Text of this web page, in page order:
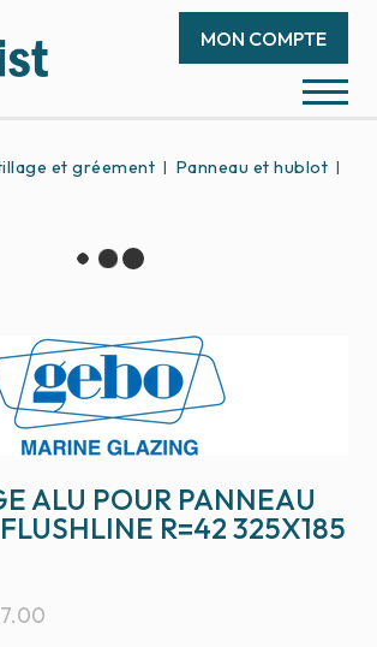
MON COMPTE
et gréement Panneau et hublot
ALU POUR PANNEAU
R=42 325X185